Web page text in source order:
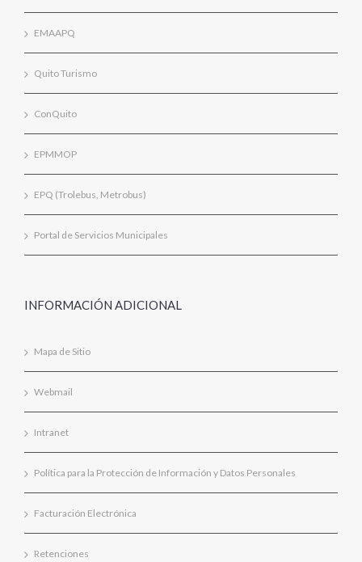
EMAAPQ
Quito Turismo
ConQuito
EPMMOP
EPQ (Trolebus, Metrobus)
Portal de Servicios Municipales
INFORMACIÓN ADICIONAL
Mapa de Sitio
Webmail
Intranet
Política para la Protección de Información y Datos Personales
Facturación Electrónica
Retenciones